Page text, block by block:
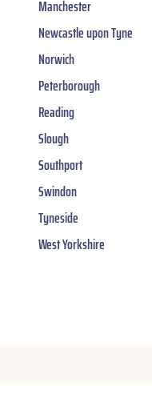
Manchester
Newcastle upon Tyne
Norwich
Peterborough
Reading
Slough
Southport
Swindon
Tyneside
West Yorkshire